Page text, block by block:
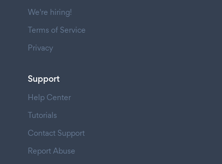
We're hiring!
Terms of Service
Privacy
Support
Help Center
Tutorials
Contact Support
Report Abuse